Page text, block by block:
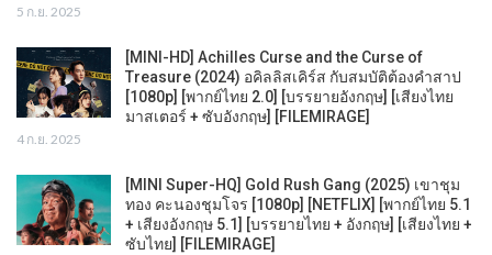
5 ก.ย. 2025
[MINI-HD] Achilles Curse and the Curse of
Treasure (2024) อคิลลิสเคิร์ส กับสมบัติต้องคำสาป
[1080p] [พากย์ไทย 2.0] [บรรยายอังกฤษ] [เสียงไทย
มาสเตอร์ + ซับอังกฤษ] [FILEMIRAGE]
4 ก.ย. 2025
[MINI Super-HQ] Gold Rush Gang (2025) เขาชุม
ทอง คะนองชุมโจร [1080p] [NETFLIX] [พากย์ไทย 5.1
+ เสียงอังกฤษ 5.1] [บรรยายไทย + อังกฤษ] [เสียงไทย +
ซับไทย] [FILEMIRAGE]